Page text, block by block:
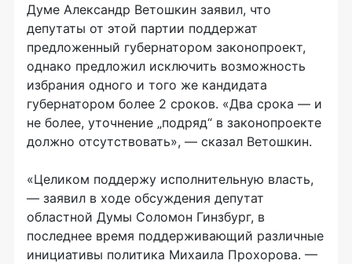
Думе Александр Ветошкин заявил, что
депутаты от этой партии поддержат
предложенный губернатором законопроект,
однако предложил исключить возможность
избрания одного и того же кандидата
губернатором более 2 сроков. «Два срока — и
не более, уточнение „подряд“ в законопроекте
должно отсутствовать», — сказал Ветошкин.
«Целиком поддержу исполнительную власть,
— заявил в ходе обсуждения депутат
областной Думы Соломон Гинзбург, в
последнее время поддерживающий различные
инициативы политика Михаила Прохорова. —